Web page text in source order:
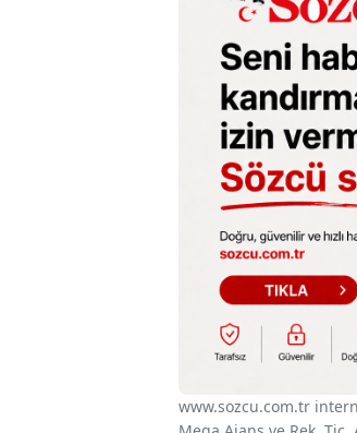
www.sozcu.com.tr